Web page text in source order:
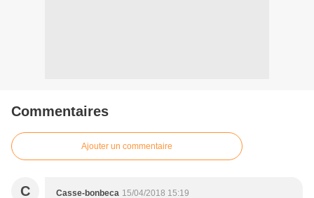
Commentaires
Ajouter un commentaire
C Casse-bonbeca 15/04/2018 15:19